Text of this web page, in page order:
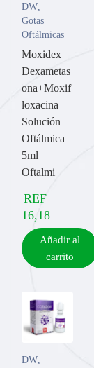
DW
Gotas
Oftálmicas
Moxidex
Dexametas
ona+Moxif
loxacina
Solución
Oftálmica
5ml
Oftalmi
REF
16,18
Añadir al
carrito
DW,